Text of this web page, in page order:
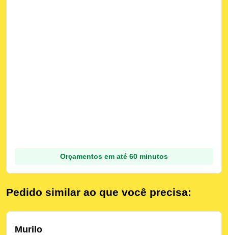
Orçamentos em até 60 minutos
Pedido similar ao que você precisa:
Murilo